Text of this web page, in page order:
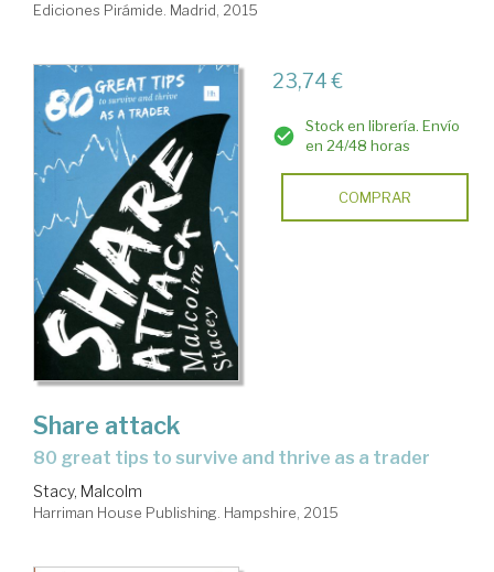
Ediciones Pirámide. Madrid, 2015
23,74 €
Stock en librería. Envío
en 24/48 horas
COMPRAR
Share attack
80 great tips to survive and thrive as a trader
Stacy, Malcolm
Harriman House Publishing. Hampshire, 2015